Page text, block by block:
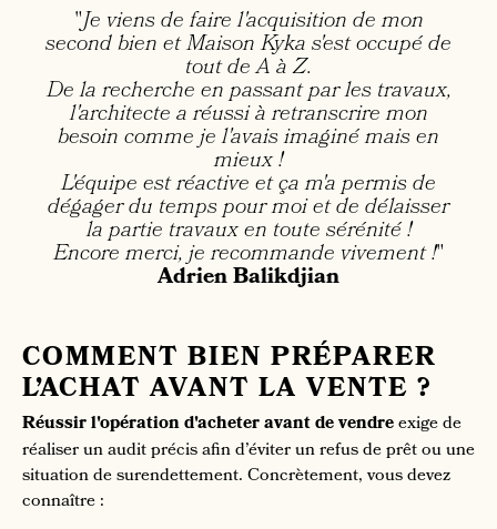
"Je viens de faire l'acquisition de mon
second bien et Maison Kyka s'est occupé de
tout de A à Z.
De la recherche en passant par les travaux,
l'architecte a réussi à retranscrire mon
besoin comme je l'avais imaginé mais en
mieux !
L'équipe est réactive et ça m'a permis de
dégager du temps pour moi et de délaisser
la partie travaux en toute sérénité !
Encore merci, je recommande vivement !"
Adrien Balikdjian
COMMENT BIEN PRÉPARER
L’ACHAT AVANT LA VENTE ?
Réussir l'opération d'acheter avant de vendreexige de
réaliser un audit précis afin d’éviter un refus de prêt ou une
situation de surendettement. Concrètement, vous devez
connaître :